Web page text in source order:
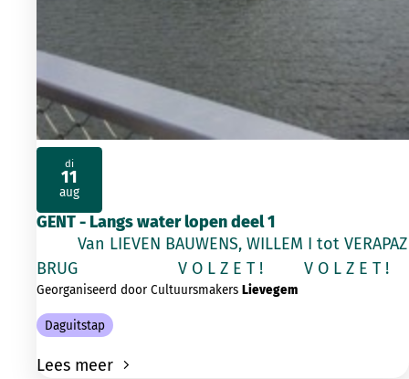
GENT - Langs water lopen deel 1
Van LIEVEN BAUWENS, WILLEM I tot VERAPAZ
BRUG V O L Z E T ! V O L Z E T !
Georganiseerd door Cultuursmakers Lievegem
Daguitstap
Lees meer
di
11
aug
2026